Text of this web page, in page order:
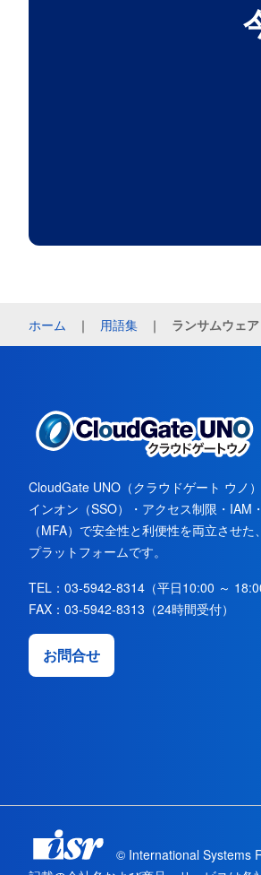
ホーム ｜ 用語集 ｜ ランサムウェア
CloudGate UNO（クラウドゲート ウノ
インオン（SSO）・アクセス制限・IAM
（MFA）で安全性と利便性を両立させ
プラットフォームです。
TEL： 03-5942-8314 （平日10:00 ～
FAX： 03-5942-8313 （24時間受付）
お問合せ
© International Systems